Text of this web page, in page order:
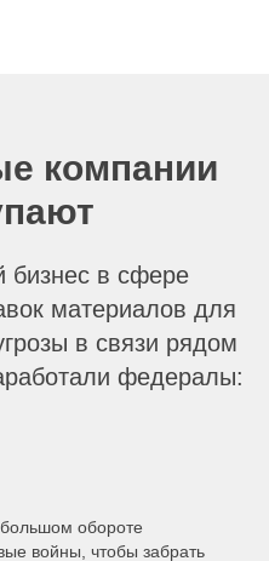
компании
в сфере
материалов для
в связи рядом
федералы:
обороте
войны, чтобы забрать